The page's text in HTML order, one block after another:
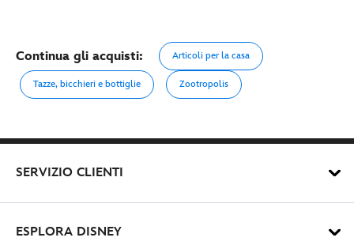
Continua gli acquisti: Articoli per la casa
Tazze, bicchieri e bottiglie Zootropolis
SERVIZIO CLIENTI
ESPLORA DISNEY